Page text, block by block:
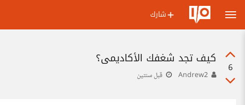
شارك
6
كيف تجد شغفك الأكاديمي؟
قبل سنتين